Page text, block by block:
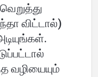
விட்டால்)
வழியையும்